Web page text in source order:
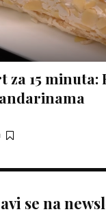
za 15 minuta:
se na